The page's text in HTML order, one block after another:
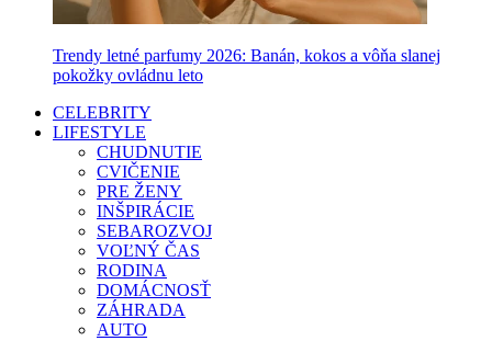
Trendy letné parfumy 2026: Banán, kokos a vôňa slanej
pokožky ovládnu leto
CELEBRITY
LIFESTYLE
CHUDNUTIE
CVIČENIE
PRE ŽENY
INŠPIRÁCIE
SEBAROZVOJ
VOĽNÝ ČAS
RODINA
DOMÁCNOSŤ
ZÁHRADA
AUTO